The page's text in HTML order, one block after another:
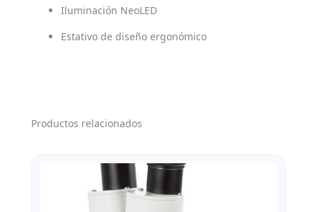
Iluminación NeoLED
Estativo de diseño ergonómico
Productos relacionados